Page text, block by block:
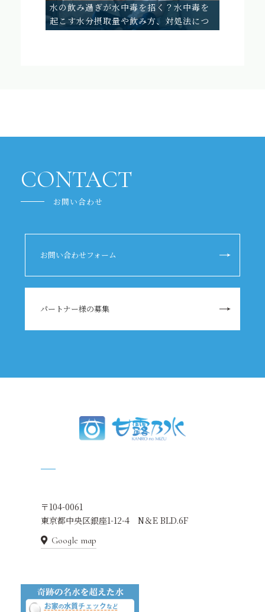
水の飲み過ぎが水中毒を招く？水中毒を
起こす水分摂取量や飲み方、対処法につ
いて
CONTACT
お問い合わせ
お問い合わせフォーム
パートナー様の募集
〒104-0061
東京都中央区銀座1-12-4 N＆E BLD.6F
Google map